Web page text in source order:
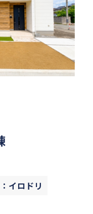
イロドリ